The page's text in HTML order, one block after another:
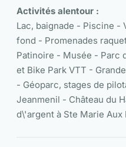
Activités alentour :
Lac, baignade - Piscine -
fond - Promenades
Patinoire - Musée - Parc
et Bike Park VTT -
- Géoparc, stages de
Jeanmenil - Château du
d\'argent à Ste Marie Aux